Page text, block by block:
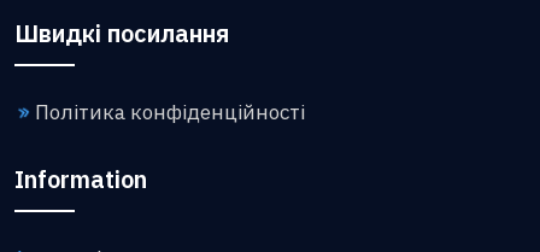
Швидкі посилання
Політика конфіденційності
Information